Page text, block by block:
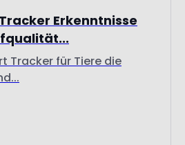
Tracker für Tiere die